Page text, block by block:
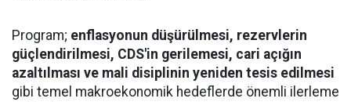
Program; enflasyonun düşürülmesi, rezervlerin
güçlendirilmesi, CDS'in gerilemesi, cari açığın
azaltılması ve mali disiplinin yeniden tesis edilmesi
gibi temel makroekonomik hedeflerde önemli ilerleme